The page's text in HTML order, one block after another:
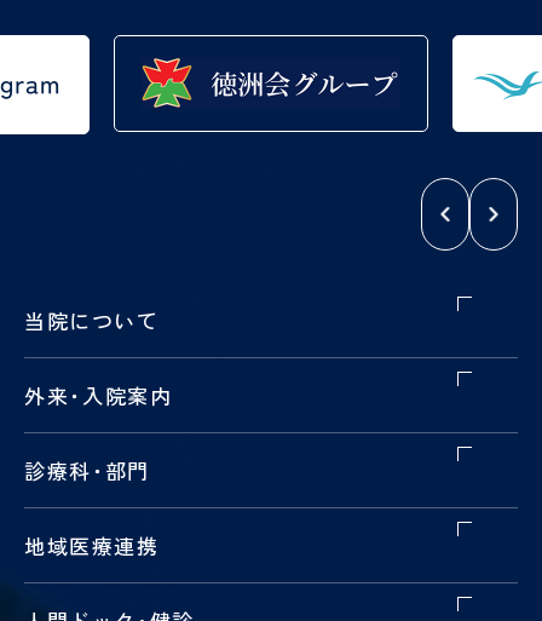
当院について
外来・ 入院案内
診療科・ 部門
地域医療連携